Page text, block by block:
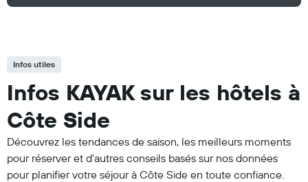
Infos utiles
Infos KAYAK sur les hôtels à
Côte Side
Découvrez les tendances de saison, les meilleurs moments
pour réserver et d'autres conseils basés sur nos données
pour planifier votre séjour à Côte Side en toute confiance.